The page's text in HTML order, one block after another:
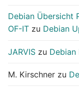
Debian Übersicht
OF-IT zu Debian
JARVIS zu Debian
M. Kirschner zu